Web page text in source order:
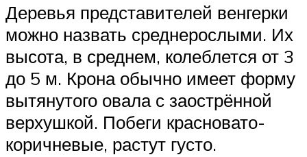
Деревья представителей венгерки
можно назвать среднерослыми. Их
высота, в среднем, колеблется от 3
до 5 м. Крона обычно имеет форму
вытянутого овала с заострённой
верхушкой. Побеги красновато-
коричневые, растут густо.